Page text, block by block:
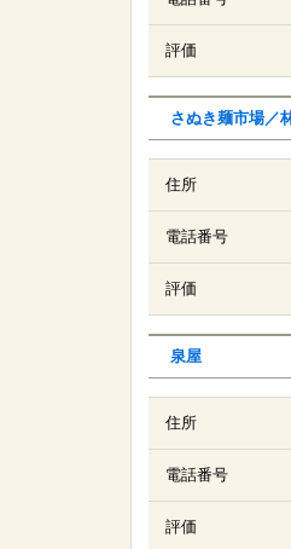
評価
さぬき麺市場／
住所
電話番号
評価
泉屋
住所
電話番号
評価